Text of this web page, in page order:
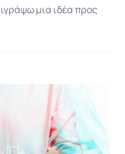
μια ιδέα προς